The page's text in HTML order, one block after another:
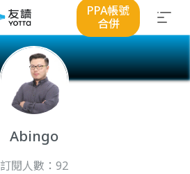
PPA帳號
合併
Abingo
訂閱人數： 92